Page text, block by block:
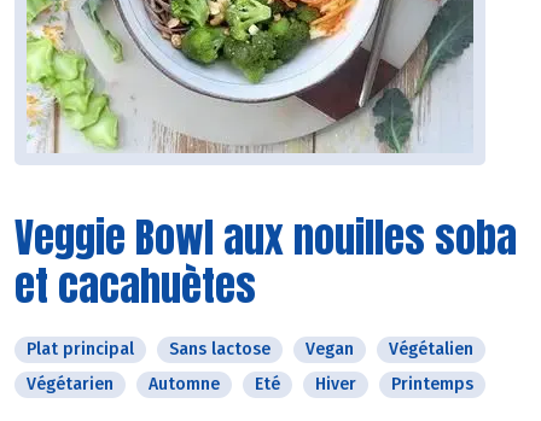
Veggie Bowl aux nouilles soba
et cacahuètes
Plat principal Sans lactose Vegan
Végétalien
Végétarien
Automne Eté Hiver Printemps